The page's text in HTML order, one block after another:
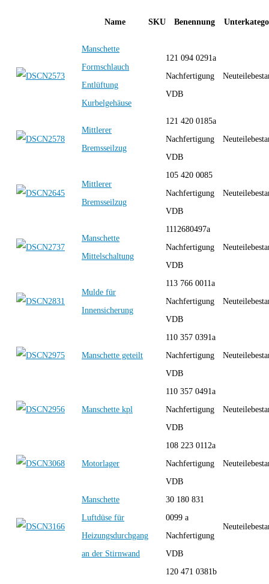
Name SKU Benennung
Manschette
Formschlauch
Entlüftung
Kurbelgehäuse
121 094 0291a
Nachfertigung
VDB
Mittlerer
Bremsseilzug
121 420 0185a
Nachfertigung
VDB
Mittlerer
Bremsseilzug
105 420 0085
Nachfertigung
VDB
Manschette
Mittelschaltung
1112680497a
Nachfertigung
VDB
Mulde für
Innensicherung
113 766 0011a
Nachfertigung
VDB
Manschette geteilt
110 357 0391a
Nachfertigung
VDB
Manschette kpl
110 357 0491a
Nachfertigung
VDB
Motorlager
108 223 0112a
Nachfertigung
VDB
Manschette
Luftdüse für
Heizungsdurchgang
an der Stirnwand
30 180 831
0099 a
Nachfertigung
VDB
120 471 0381b